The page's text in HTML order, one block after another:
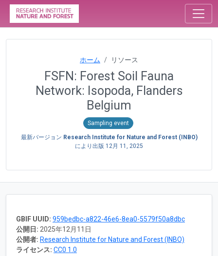
ホーム リソース
FSFN: Forest Soil Fauna
Network: Isopoda, Flanders
Belgium
Sampling event
最新バージョン Research Institute for Nature and Forest (INBO)
により出版 12月 11, 2025
GBIF UUID: 959bedbc-a822-46e6-8ea0-5579f50a8dbc
公開日: 2025年12月11日
公開者: Research Institute for Nature and Forest (INBO)
ライセンス: CC0 1.0